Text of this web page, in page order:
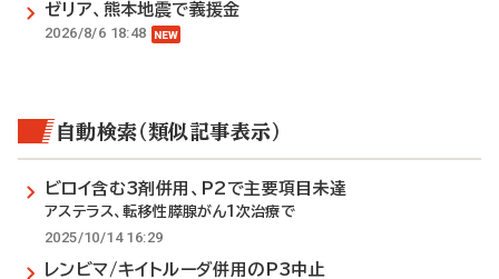
ゼリア、熊本地震で義援金
2026/8/6 18:48
自動検索（類似記事表示）
ビロイ含む3剤併用、P2で主要項目未達
アステラス、転移性膵腺がん1次治療で
2025/10/14 16:29
レンビマ/キイトルーダ併用のP3中止